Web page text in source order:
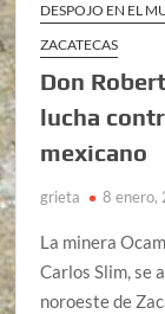
DESPOJO EN EL
ZACATECAS
Don
lucha
mexicano
grieta 8 enero,
La minera
Carlos Slim, se
noroeste de